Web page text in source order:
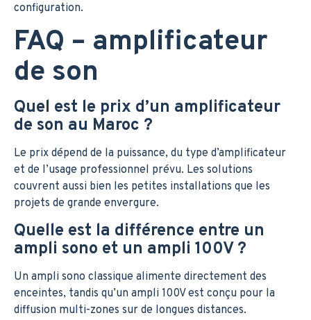
configuration.
FAQ – amplificateur
de son
Quel est le prix d’un amplificateur
de son au Maroc ?
Le prix dépend de la puissance, du type d’amplificateur
et de l’usage professionnel prévu. Les solutions
couvrent aussi bien les petites installations que les
projets de grande envergure.
Quelle est la différence entre un
ampli sono et un ampli 100V ?
Un ampli sono classique alimente directement des
enceintes, tandis qu’un ampli 100V est conçu pour la
diffusion multi-zones sur de longues distances.